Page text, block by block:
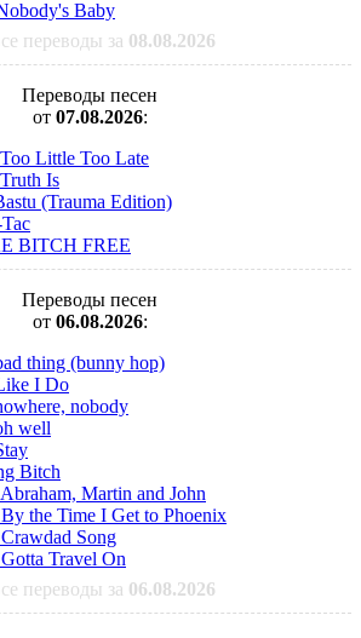
Baby
переводы за 08.08.2026
Переводы песен
от 07.08.2026:
Little Too Late
Is
(Trauma Edition)
BITCH FREE
Переводы песен
от 06.08.2026:
thing (bunny hop)
I Do
nobody
well
Bitch
Martin and John
the Time I Get to Phoenix
Song
Travel On
переводы за 06.08.2026